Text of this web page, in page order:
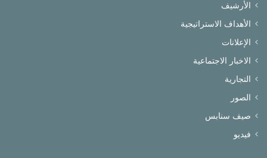
الأرشيف
الأهداف الاستراتيجية
الإعلانات
الاخبار الاجتماعية
التجارية
الصور
صيف سنابس
فيديو